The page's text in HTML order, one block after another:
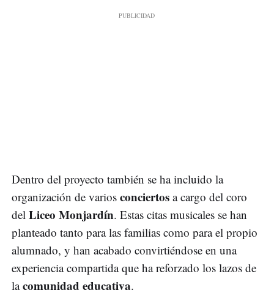
Dentro del proyecto también se ha incluido la
organización de varios conciertos a cargo del coro
del Liceo Monjardín. Estas citas musicales se han
planteado tanto para las familias como para el propio
alumnado, y han acabado convirtiéndose en una
experiencia compartida que ha reforzado los lazos de
lacomunidad educativa.